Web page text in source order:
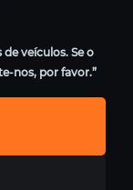
veículos. Se o
nos, por favor.”